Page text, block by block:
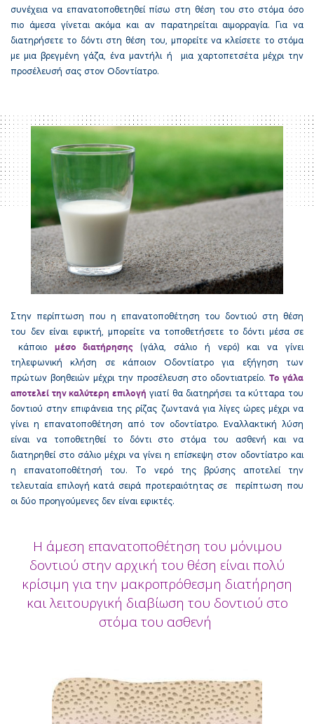
συνέχεια να επανατοποθετηθεί πίσω στη θέση του στο στόμα όσο
πιο άμεσα γίνεται ακόμα και αν παρατηρείται αιμορραγία. Για να
διατηρήσετε το δόντι στη θέση του, μπορείτε να κλείσετε το στόμα
με μια βρεγμένη γάζα, ένα μαντήλι ή μια χαρτοπετσέτα μέχρι την
προσέλευσή σας στον Οδοντίατρο.
Στην περίπτωση που η επανατοποθέτηση του δοντιού στη θέση
του δεν είναι εφικτή, μπορείτε να τοποθετήσετε το δόντι μέσα σε
κάποιο μέσο διατήρησης(γάλα, σάλιο ή νερό) και να γίνει
τηλεφωνική κλήση σε κάποιον Οδοντίατρο για εξήγηση των
πρώτων βοηθειών μέχρι την προσέλευση στο οδοντιατρείο.Το γάλα
αποτελεί την καλύτερη επιλογή γιατί θα διατηρήσει τα κύτταρα του
δοντιού στην επιφάνεια της ρίζας ζωντανά για λίγες ώρες μέχρι να
γίνει η επανατοποθέτηση από τον οδοντίατρο. Εναλλακτική λύση
είναι να τοποθετηθεί το δόντι στο στόμα του ασθενή και να
διατηρηθεί στο σάλιο μέχρι να γίνει η επίσκεψη στον οδοντίατρο και
η επανατοποθέτησή του. Το νερό της βρύσης αποτελεί την
τελευταία επιλογή κατά σειρά προτεραιότητας σε περίπτωση που
οι δύο προηγούμενες δεν είναι εφικτές.
Η άμεση επανατοποθέτηση του μόνιμου
δοντιού στην αρχική του θέση είναι πολύ
κρίσιμη για την μακροπρόθεσμη διατήρηση
και λειτουργική διαβίωση του δοντιού στο
στόμα του ασθενή